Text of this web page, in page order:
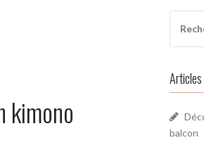
kimono
c
e
r
balcon